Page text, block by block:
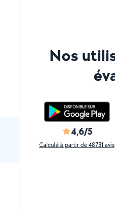
Nos
4,6/5
Calculé à partir de 48731 avis